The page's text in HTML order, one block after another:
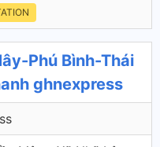
Phú Bình-Thái
ghnexpress